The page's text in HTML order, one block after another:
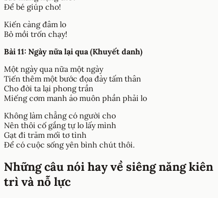
Để bé giúp cho!
Kiến càng đâm lo
Bỏ mồi trốn chạy!
Bài 11: Ngày nữa lại qua (Khuyết danh)
Một ngày qua nữa một ngày
Tiến thêm một bước đọa đày tấm thân
Cho đời ta lại phong trần
Miếng cơm manh áo muôn phần phải lo
Không làm chẳng có người cho
Nên thôi cố gắng tự lo lấy mình
Gạt đi trăm mối tơ tình
Để có cuộc sống yên bình chút thôi.
Những câu nói hay về siêng năng kiên
trì và nỗ lực